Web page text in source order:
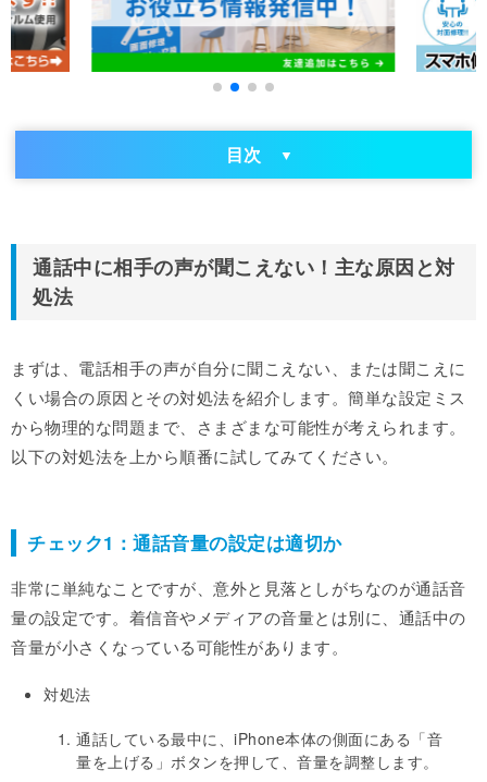
目次
通話中に相手の声が聞こえない！主な原因と対
処法
まずは、電話相手の声が自分に聞こえない、または聞こえに
くい場合の原因とその対処法を紹介します。簡単な設定ミス
から物理的な問題まで、さまざまな可能性が考えられます。
以下の対処法を上から順番に試してみてください。
チェック1：通話音量の設定は適切か
非常に単純なことですが、意外と見落としがちなのが通話音
量の設定です。着信音やメディアの音量とは別に、通話中の
音量が小さくなっている可能性があります。
対処法
通話している最中に、iPhone本体の側面にある「音
量を上げる」ボタンを押して、音量を調整します。